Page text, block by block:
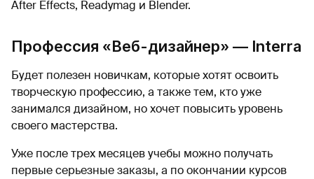
After Effects, Readymag и Blender.
Профессия «Веб-дизайнер» — Interra
Будет полезен новичкам, которые хотят освоить
творческую профессию, а также тем, кто уже
занимался дизайном, но хочет повысить уровень
своего мастерства.
Уже после трех месяцев учебы можно получать
первые серьезные заказы, а по окончании курсов